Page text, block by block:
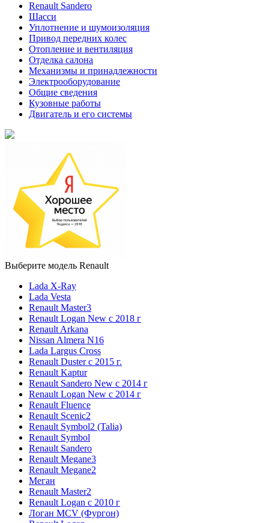
Renault Sandero
Шасси
Уплотнение и шумоизоляция
Привод передних колес
Отопление и вентиляция
Отделка салона
Механизмы и принадлежности
Электрооборудование
Общие сведения
Кузовные работы
Двигатель и его системы
Выберите модель Renault
Lada X-Ray
Lada Vesta
Renault Master3
Renault Logan New с 2018 г
Renault Arkana
Nissan Almera N16
Lada Largus Cross
Renault Duster с 2015 г.
Renault Kaptur
Renault Sandero New с 2014 г
Renault Logan New с 2014 г
Renault Fluence
Renault Scenic2
Renault Symbol2 (Talia)
Renault Symbol
Renault Sandero
Renault Megane3
Renault Megane2
Меган
Renault Master2
Renault Logan c 2010 г
Логан МСV (Фургон)